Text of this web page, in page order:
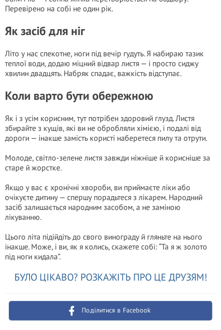
Перевірено на собі не один рік.
Як засіб для ніг
Літо у нас спекотне, ноги під вечір гудуть. Я набираю тазик
теплої води, додаю міцний відвар листя — і просто сиджу
хвилин двадцять. Набряк спадає, важкість відступає.
Коли варто бути обережною
Як і з усім корисним, тут потрібен здоровий глузд. Листя
збирайте з кущів, які ви не обробляли хімією, і подалі від
дороги — інакше замість користі наберетеся пилу та отрути.
Молоде, світло-зелене листя завжди ніжніше й корисніше за
старе й жорстке.
Якщо у вас є хронічні хвороби, ви приймаєте ліки або
очікуєте дитину — спершу порадьтеся з лікарем. Народний
засіб залишається народним засобом, а не заміною
лікуванню.
Цього літа підійдіть до свого винограду й гляньте на нього
інакше. Може, і ви, як я колись, скажете собі: “Та я ж золото
під ноги кидала”.
БУЛО ЦІКАВО? РОЗКАЖІТЬ ПРО ЦЕ ДРУЗЯМ!
Поділитися в Facebook